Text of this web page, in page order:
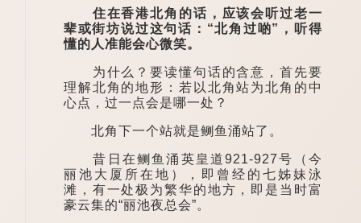
住在香港北角的话，应该会听过老一
辈或街坊说过这句话：“北角过啲”，听得
懂的人准能会心微笑。
为什么？要读懂句话的含意，首先要
理解北角的地形：若以北角站为北角的中
心点，过一点会是哪一处？
北角下一个站就是鲗鱼涌站了。
昔日在鲗鱼涌英皇道921-927号（今
丽池大厦所在地），即曾经的七姊妹泳
滩，有一处极为繁华的地方，即是当时富
豪云集的“丽池夜总会”。